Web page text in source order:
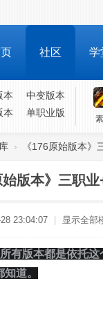
社区 学
本
中变版本
本 单职业版
› 《176原始版本
始版本》三职
23:04:07 显示全部
有版本都是依托
道。